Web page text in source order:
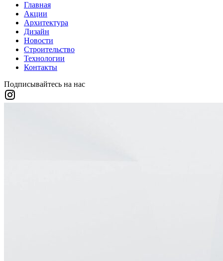
Главная
Акции
Архитектура
Дизайн
Новости
Строительство
Технологии
Контакты
Подписывайтесь на нас